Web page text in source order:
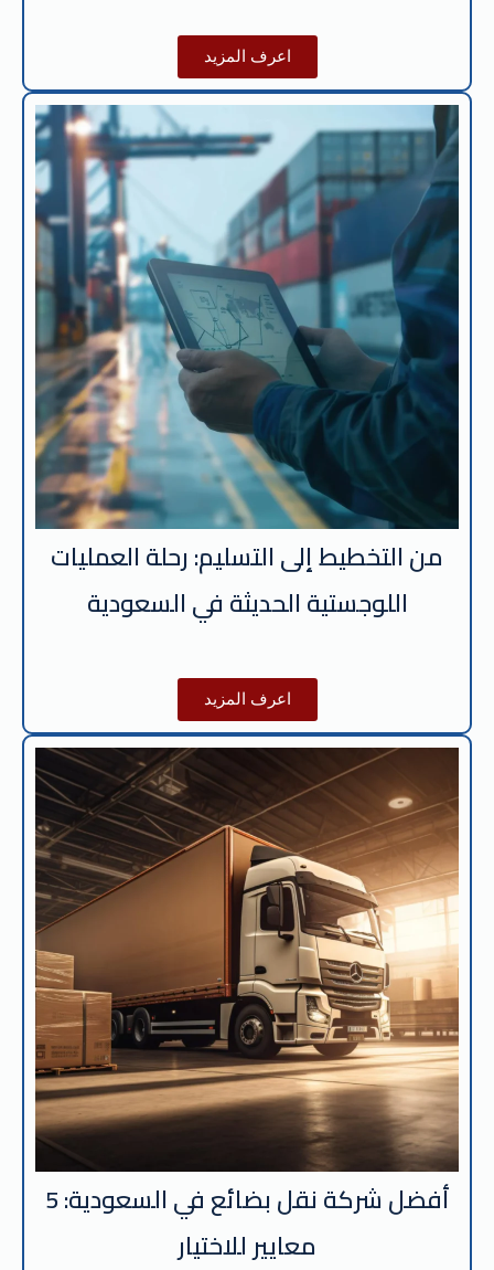
اعرف المزيد
من التخطيط إلى التسليم: رحلة العمليات
اللوجستية الحديثة في السعودية
اعرف المزيد
أفضل شركة نقل بضائع في السعودية: 5
معايير للاختيار